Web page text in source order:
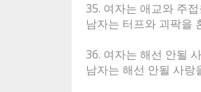
35. 여자는 애교와 주
남자는 터프와 괴팍을
36. 여자는 해선 안될
남자는 해선 안될 사랑